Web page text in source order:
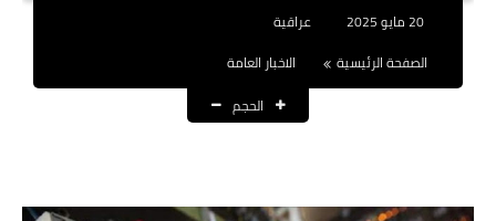
العقود والاجور اليومية
20 مايو 2025
عراقية
الصفحة الرئيسية
الاخبار العامة
الحجم